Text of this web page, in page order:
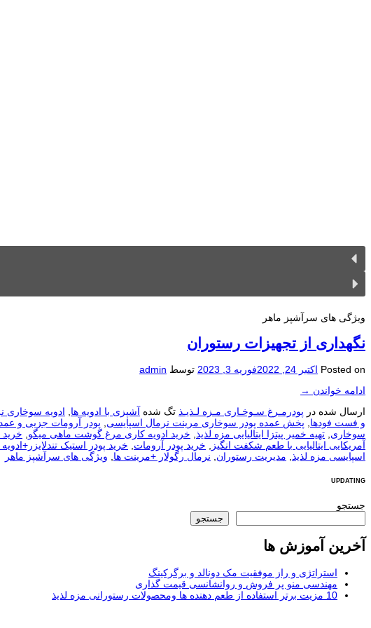
ویژگی های سرآشپز ماهر
نگهداری از تجهیزات رستوران
Posted on اکتبر 24, 2022 فوریه 3, 2023 توسط admin
ادامه خواندن →
ارسال شده در پودرمـرغ سـوخـاری مـزه لـذیـذ تگ شده آشپزی با ادویه ها, ادویه سوخاری
و فست فودها, پخش عمده پودر سوخاری مرینت نرمال اسپایسی, پودر آرومات جزیی و
سوخاری, تهیه خمیر پیتزا ایتالیایی مزه لذیذ, خرید ادویه کاری مرغ گوشت ماهی میگو,
آمریکایی ایتالیایی با طعم شکفت انگیز , خرید پودر آرومات, خرید پودر استیک
اسپایسی مزه لذیذ, مدیریت رستوران, نرمال رگولار +مرینت ها, ویژگی های سرآشپز ماهر
UPDATING
جستجو
جستجو
آخرین آموزش ها
استراتژی و راز موفقیت مک دونالد و برگرکینگ
مهندسی منو پر فروش و روانشانسی قیمت گذاری
10 مزیت برتر استفاده از طعم دهنده ها ومحصولات رستورانی مزه لذیذ